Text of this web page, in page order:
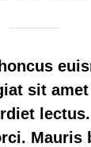
sit
lectus.
Mauris